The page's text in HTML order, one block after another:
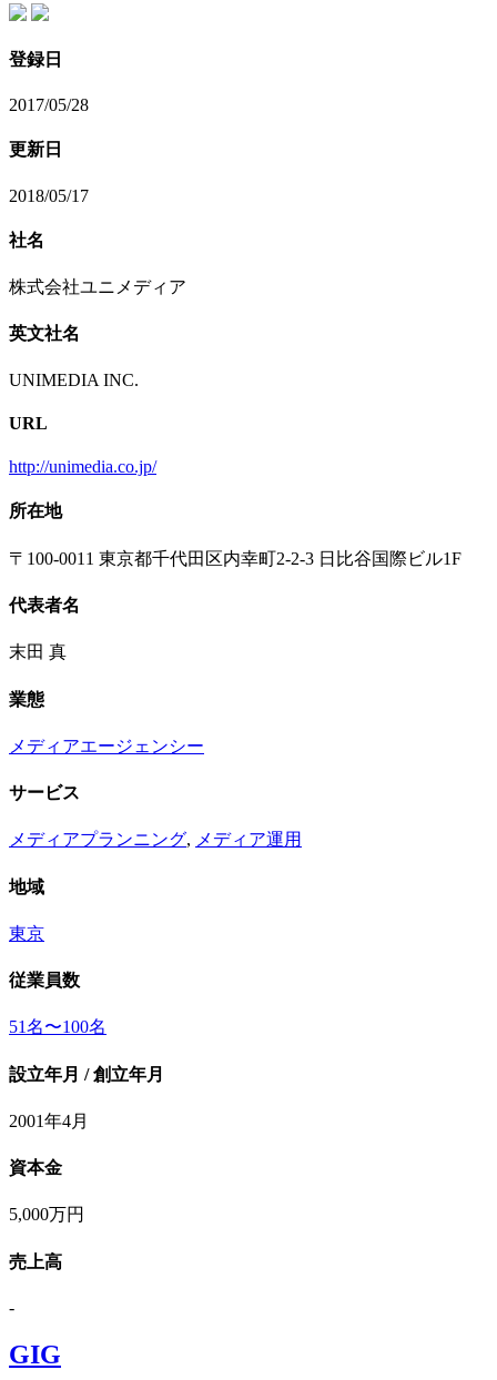
登録日
2017/05/28
更新日
2018/05/17
社名
株式会社ユニメディア
英文社名
UNIMEDIA INC.
URL
http://unimedia.co.jp/
所在地
〒100-0011 東京都千代田区内幸町2-2-3 日比谷国際ビル1F
代表者名
末田 真
業態
メディアエージェンシー
サービス
メディアプランニング, メディア運用
地域
東京
従業員数
51名〜100名
設立年月 / 創立年月
2001年4月
資本金
5,000万円
売上高
-
GIG